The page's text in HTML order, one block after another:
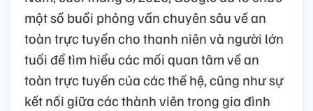
một số buổi phỏng vấn chuyên sâu về an
toàn trực tuyến cho thanh niên và người lớn
tuổi để tìm hiểu các mối quan tâm về an
toàn trực tuyến của các thế hệ, cũng như sự
kết nối giữa các thành viên trong gia đình